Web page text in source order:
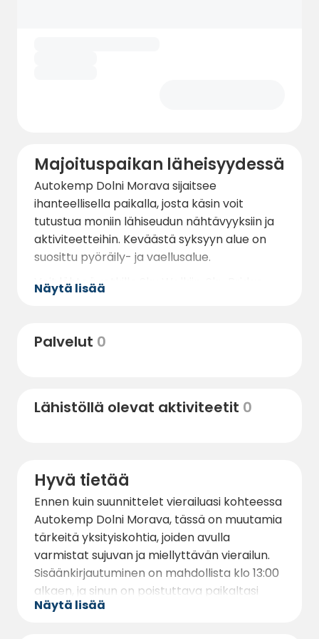
Majoituspaikan läheisyydessä
Autokemp Dolni Morava sijaitsee
ihanteellisella paikalla, josta käsin voit
tutustua moniin lähiseudun nähtävyyksiin ja
aktiviteetteihin. Keväästä syksyyn alue on
suosittu pyöräily- ja vaellusalue.
Voit lähteä retkille Sky Walkiin, Sky Bridge
721:een, Mamutíkin vesipuistoon, Sand
kelkkailuradalle.
Morava ja Horský Resort Dolní Morava.
helposti Autokemp Dolni Moravasta.
Paikallisesta ruokailusta ja viihteestä
kiinnostuneille läheisessä Velká Moravan
kaupungissa on useita ravintoloita, baareja ja
kauppoja, jotka tarjoavat kaiken tarvittavan
miellyttävään oleskeluun.
Näytä lisää
Palvelut 0
Lähistöllä olevat aktiviteetit 0
Hyvä tietää
Ennen kuin suunnittelet vierailuasi kohteessa
Autokemp Dolni Morava, tässä on muutamia
tärkeitä yksityiskohtia, joiden avulla
varmistat sujuvan ja miellyttävän vierailun.
Sisäänkirjautuminen on mahdollista klo 13:00
alkaen, ja sinun on poistuttava paikaltasi
lähtöpäivänä klo 12:00 mennessä. Myöhäinen
Näytä lisää